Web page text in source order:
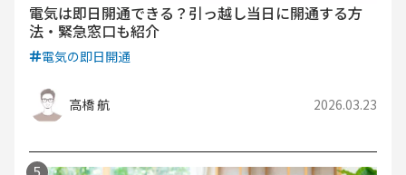
電気は即日開通できる？引っ越し当日に開通する方
法・緊急窓口も紹介
電気の即日開通
高橋 航 2026.03.23